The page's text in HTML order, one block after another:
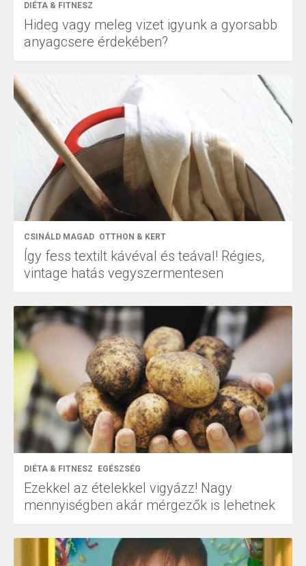
DIÉTA & FITNESZ
Hideg vagy meleg vizet igyunk a gyorsabb
anyagcsere érdekében?
CSINÁLD MAGAD OTTHON & KERT
Így fess textilt kávéval és teával! Régies,
vintage hatás vegyszermentesen
DIÉTA & FITNESZ EGÉSZSÉG
Ezekkel az ételekkel vigyázz! Nagy
mennyiségben akár mérgezők is lehetnek